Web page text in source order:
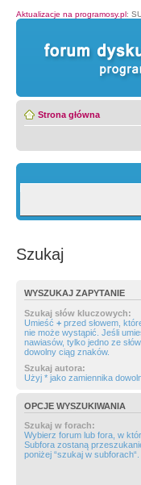
Aktualizacje na programosy.pl:
Strona główna
Szukaj
WYSZUKAJ ZAPYTANIE
Szukaj słów kluczowych:
Umieść + przed słowem,
nie może wystąpić. Jeśli
nawiasów, tylko jedno ze
dowolny ciąg znaków.
Szukaj autora:
Użyj * jako zamiennika
OPCJE WYSZUKIWANIA
Szukaj w forach:
Wybierz forum lub fora, w
Subfora zostaną
poniżej “szukaj w subforach“.